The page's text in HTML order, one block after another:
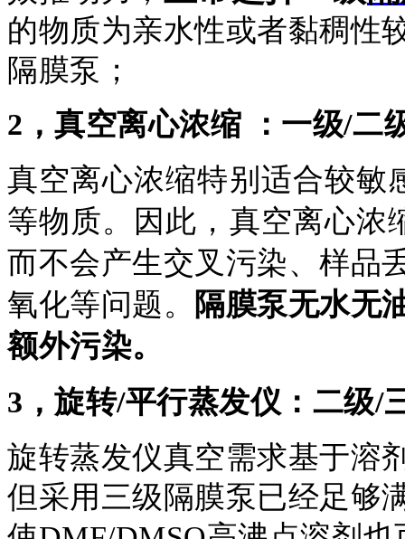
的物质为亲水性或者黏稠性
隔膜泵；
2，真空离心浓缩 ：一级/二
真空离心浓缩特别适合较敏
等物质。因此，真空离心浓
而不会产生交叉污染、样品
氧化等问题。
隔膜泵无水无
额外污染。
3，旋转/平行蒸发仪：二级/
旋转蒸发仪真空需求基于溶
但采用三级隔膜泵已经足够